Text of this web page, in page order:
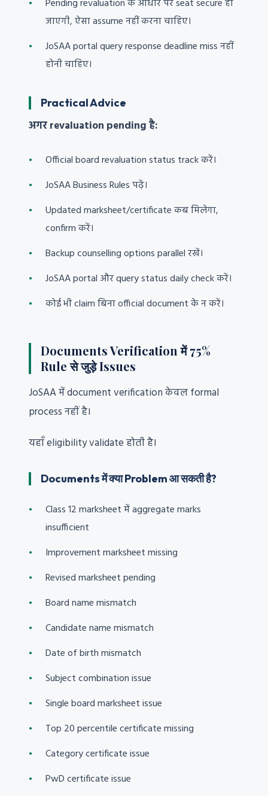
Pending revaluation के आधार पर seat secure हो
जाएगी, ऐसा assume नहीं करना चाहिए।
JoSAA portal query response deadline miss नहीं
होनी चाहिए।
Practical Advice
अगर revaluation pending है:
Official board revaluation status track करें।
JoSAA Business Rules पढ़ें।
Updated marksheet/certificate कब मिलेगा,
confirm करें।
Backup counselling options parallel रखें।
JoSAA portal और query status daily check करें।
कोई भी claim बिना official document के न करें।
Documents Verification में 75%
Rule से जुड़े Issues
JoSAA में document verification केवल formal
process नहीं है।
यहाँ eligibility validate होती है।
Documents में क्या Problem आ सकती है?
Class 12 marksheet में aggregate marks
insufficient
Improvement marksheet missing
Revised marksheet pending
Board name mismatch
Candidate name mismatch
Date of birth mismatch
Subject combination issue
Single board marksheet issue
Top 20 percentile certificate missing
Category certificate issue
PwD certificate issue